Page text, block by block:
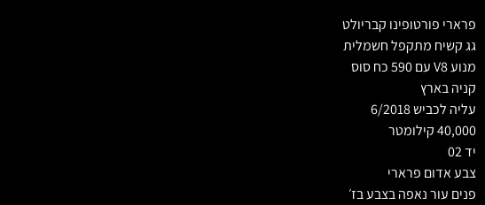
פרארי פורטופינו קבריולט
גג קשיח מתקפל חשמלית
מנוע V8 עם 590 כח סוס
קניה בארץ
עליה לכביש 6/2018
40,000 קילומטר
יד 02
צבע אדום פרארי
פנים עור נאפה בצבע בז׳